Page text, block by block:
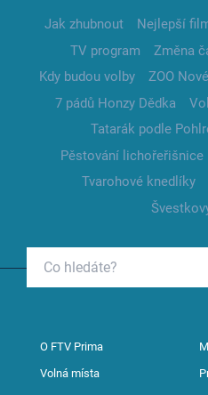
Jak zhubnout Nejlepší
TV program
Změna
Kdy budou volby
ZOO
7 pádů Honzy Dědka
Tatarák podle
Pěstování lichořeřišnice
Tvarohové knedlíky
O FTV Prima
Volná místa